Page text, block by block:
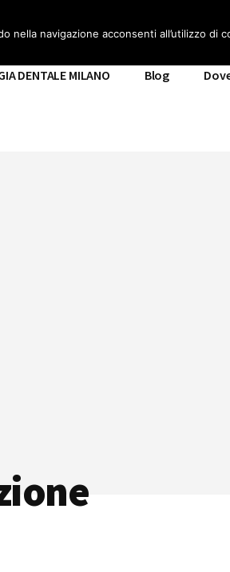
DENTALE MILANO Blog
navigazione acconsenti all’utilizzo di